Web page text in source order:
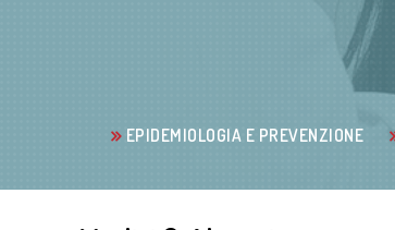
EPIDEMIOLOGIA E PREVENZIONE